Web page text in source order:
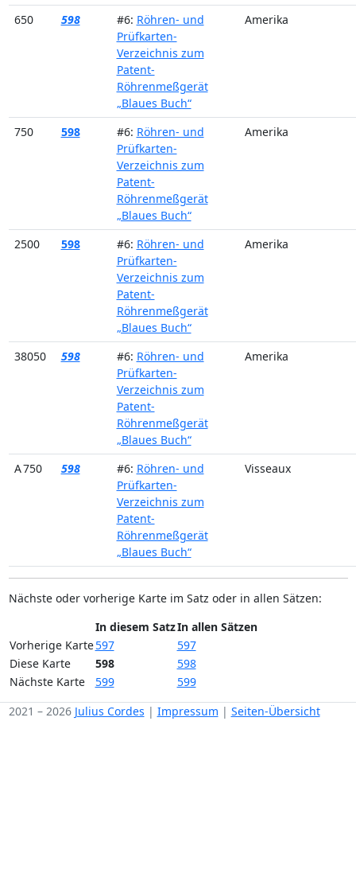
650 598 #6: Röhren- und
Prüfkarten-
Verzeichnis zum
Patent-
Röhrenmeßgerät
„Blaues Buch“
Amerika
750 598 #6: Röhren- und
Prüfkarten-
Verzeichnis zum
Patent-
Röhrenmeßgerät
„Blaues Buch“
Amerika
2500 598 #6: Röhren- und
Prüfkarten-
Verzeichnis zum
Patent-
Röhrenmeßgerät
„Blaues Buch“
Amerika
38050 598 #6: Röhren- und
Prüfkarten-
Verzeichnis zum
Patent-
Röhrenmeßgerät
„Blaues Buch“
Amerika
A 750 598 #6: Röhren- und
Prüfkarten-
Verzeichnis zum
Patent-
Röhrenmeßgerät
„Blaues Buch“
Visseaux
Nächste oder vorherige Karte im Satz oder in allen Sätzen:
In diesem SatzIn allen Sätzen
Vorherige Karte597
597
Diese Karte
598
598
Nächste Karte
599
599
2021 – 2026 Julius Cordes | Impressum | Seiten-Übersicht